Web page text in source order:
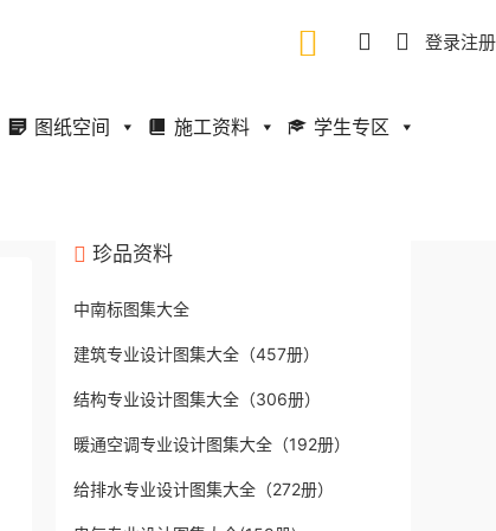
登录注册
图纸空间 施工资料 学生专区
珍品资料
中南标图集大全
建筑专业设计图集大全（457册）
结构专业设计图集大全（306册）
暖通空调专业设计图集大全（192册）
给排水专业设计图集大全（272册）